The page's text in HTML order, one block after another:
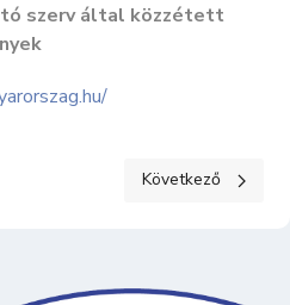
szerv által közzétett
II. Tevékenységre,Következő cikk:
Következő